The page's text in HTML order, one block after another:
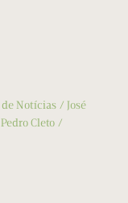
de Notícias
José
Pedro Cleto